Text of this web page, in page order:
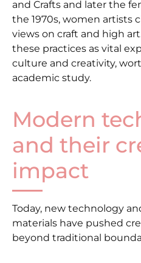
and Crafts and later the
the 1970s, women artists
views on craft and high
these practices as vital
culture and creativity,
academic study.
Modern
and their
impact
Today, new technology
materials have pushed
beyond traditional